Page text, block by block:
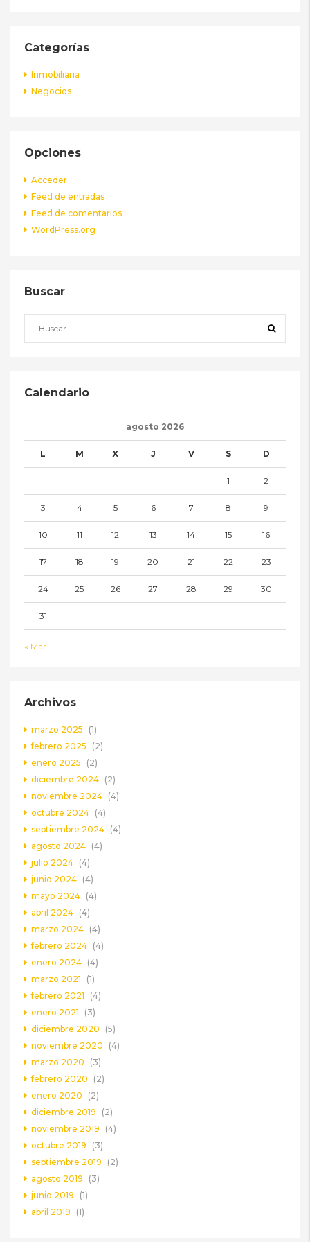
Categorías
Inmobiliaria
Negocios
Opciones
Acceder
Feed de entradas
Feed de comentarios
WordPress.org
Buscar
Calendario
agosto 2026
L M X J V S D
1 2
3 4 5 6 7 8 9
10 11 12 13 14 15 16
17 18 19 20 21 22 23
24 25 26 27 28 29 30
31
« Mar
Archivos
marzo 2025
(1)
febrero 2025
(2)
enero 2025
(2)
diciembre 2024 (2)
noviembre 2024 (4)
octubre 2024 (4)
septiembre 2024 (4)
agosto 2024 (4)
julio 2024 (4)
junio 2024 (4)
mayo 2024 (4)
abril 2024 (4)
marzo 2024 (4)
febrero 2024 (4)
enero 2024 (4)
marzo 2021
(1)
febrero 2021
(4)
enero 2021
(3)
diciembre 2020
(5)
noviembre 2020
(4)
marzo 2020
(3)
febrero 2020
(2)
enero 2020
(2)
diciembre 2019
(2)
noviembre 2019
(4)
octubre 2019
(3)
septiembre 2019
(2)
agosto 2019
(3)
junio 2019
(1)
abril 2019
(1)